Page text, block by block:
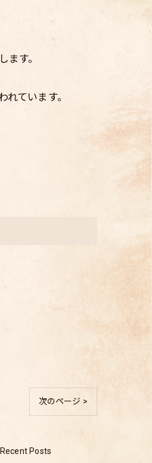
す。
ています。
次のページ >
Recent Posts